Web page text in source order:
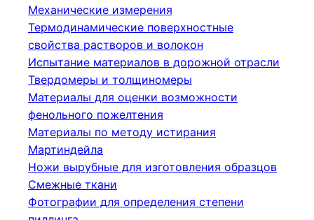
Механические измерения
Термодинамические поверхностные
свойства растворов и волокон
Испытание материалов в дорожной отрасли
Твердомеры и толщиномеры
Материалы для оценки возможности
фенольного пожелтения
Материалы по методу истирания
Мартиндейла
Ножи вырубные для изготовления образцов
Смежные ткани
Фотографии для определения степени